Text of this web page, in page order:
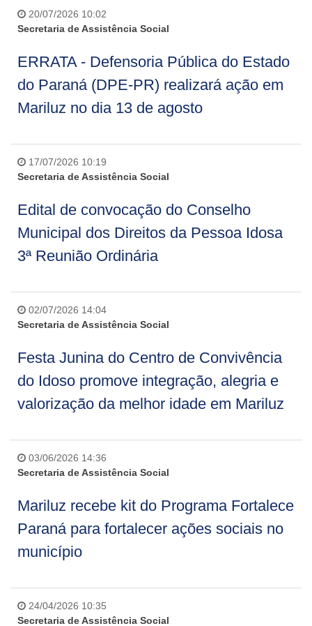
20/07/2026 10:02
Secretaria de Assistência Social
ERRATA - Defensoria Pública do Estado
do Paraná (DPE-PR) realizará ação em
Mariluz no dia 13 de agosto
17/07/2026 10:19
Secretaria de Assistência Social
Edital de convocação do Conselho
Municipal dos Direitos da Pessoa Idosa
3ª Reunião Ordinária
02/07/2026 14:04
Secretaria de Assistência Social
Festa Junina do Centro de Convivência
do Idoso promove integração, alegria e
valorização da melhor idade em Mariluz
03/06/2026 14:36
Secretaria de Assistência Social
Mariluz recebe kit do Programa Fortalece
Paraná para fortalecer ações sociais no
município
24/04/2026 10:35
Secretaria de Assistência Social